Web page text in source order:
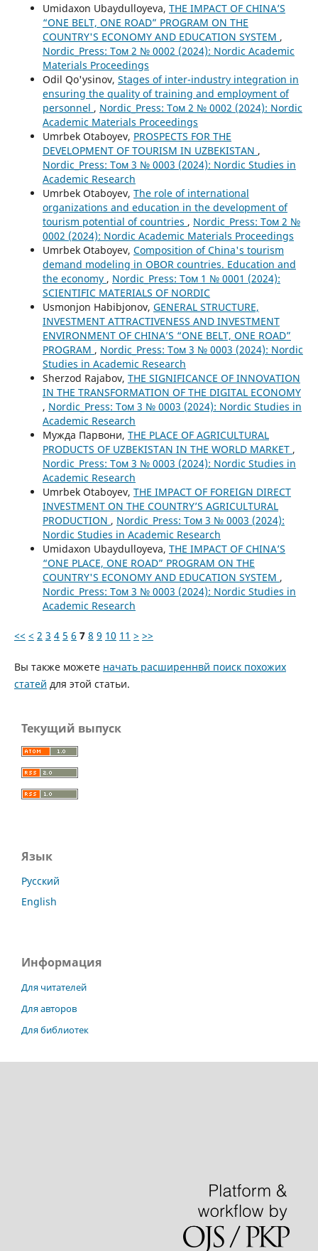
Umidaxon Ubaydulloyeva, THE IMPACT OF CHINA’S
“ONE BELT, ONE ROAD” PROGRAM ON THE
COUNTRY'S ECONOMY AND EDUCATION SYSTEM ,
Nordic_Press: Том 2 № 0002 (2024): Nordic Academic
Materials Proceedings
Odil Qo'ysinov, Stages of inter-industry integration in
ensuring the quality of training and employment of
personnel , Nordic_Press: Том 2 № 0002 (2024): Nordic
Academic Materials Proceedings
Umrbek Otaboyev, PROSPECTS FOR THE
DEVELOPMENT OF TOURISM IN UZBEKISTAN ,
Nordic_Press: Том 3 № 0003 (2024): Nordic Studies in
Academic Research
Umrbek Otaboyev, The role of international
organizations and education in the development of
tourism potential of countries , Nordic_Press: Том 2 №
0002 (2024): Nordic Academic Materials Proceedings
Umrbek Otaboyev, Composition of China's tourism
demand modeling in OBOR countries. Education and
the economy , Nordic_Press: Том 1 № 0001 (2024):
SCIENTIFIC MATERIALS OF NORDIC
Usmonjon Habibjonov, GENERAL STRUCTURE,
INVESTMENT ATTRACTIVENESS AND INVESTMENT
ENVIRONMENT OF CHINA’S “ONE BELT, ONE ROAD”
PROGRAM , Nordic_Press: Том 3 № 0003 (2024): Nordic
Studies in Academic Research
Sherzod Rajabov, THE SIGNIFICANCE OF INNOVATION
IN THE TRANSFORMATION OF THE DIGITAL ECONOMY
, Nordic_Press: Том 3 № 0003 (2024): Nordic Studies in
Academic Research
Мужда Парвони, THE PLACE OF AGRICULTURAL
PRODUCTS OF UZBEKISTAN IN THE WORLD MARKET ,
Nordic_Press: Том 3 № 0003 (2024): Nordic Studies in
Academic Research
Umrbek Otaboyev, THE IMPACT OF FOREIGN DIRECT
INVESTMENT ON THE COUNTRY’S AGRICULTURAL
PRODUCTION , Nordic_Press: Том 3 № 0003 (2024):
Nordic Studies in Academic Research
Umidaxon Ubaydulloyeva, THE IMPACT OF CHINA’S
“ONE PLACE, ONE ROAD” PROGRAM ON THE
COUNTRY'S ECONOMY AND EDUCATION SYSTEM ,
Nordic_Press: Том 3 № 0003 (2024): Nordic Studies in
Academic Research
<< < 2 3 4 5 6 7 8 9 10 11 > >>
Вы также можете начать расширеннвй поиск похожих
статей для этой статьи.
Текущий выпуск
Язык
Русский
English
Информация
Для читателей
Для авторов
Для библиотек